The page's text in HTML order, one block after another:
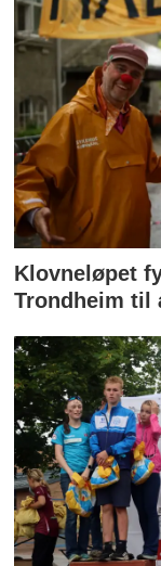
Klovneløpet
Trondheim til